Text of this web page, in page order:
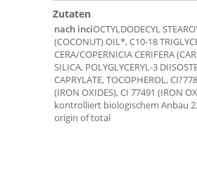
Zutaten
nach inciOCTYLDODECYL
(COCONUT) OIL*, C10-18
CERA/COPERNICIA CERIFERA
SILICA, POLYGLYCERYL-3
CAPRYLATE, TOCOPHEROL,
(IRON OXIDES), CI 77491 (IRON
kontrolliert biologischem Anbau
origin of total